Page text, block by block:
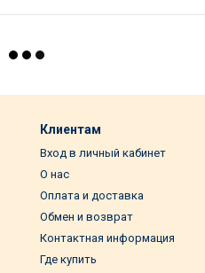
Клиентам
Вход в личный кабинет
О нас
Оплата и доставка
Обмен и возврат
Контактная информация
Где купить